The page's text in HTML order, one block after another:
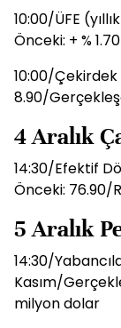
10:00/ÜFE
Önceki: + % 1.70
10:00/Çekirdek
8.90/
4 Aralık
14:30/Efektif
Önceki: 76.90/
5 Aralık
14:30/
Kasım/
milyon dolar